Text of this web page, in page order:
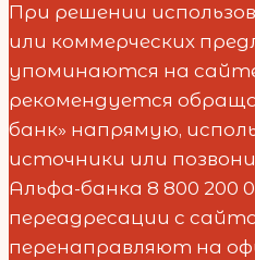
При решении
или коммерческих
упоминаются на
рекомендуется
банк» напрямую,
источники или
Альфа-банка 8 800 200
переадресации с
перенаправляют на